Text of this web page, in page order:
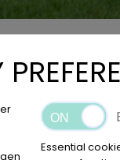
Essential